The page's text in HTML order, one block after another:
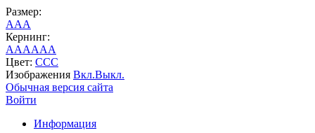
Размер:
AAA
Кернинг:
AAAAAA
Цвет: CCC
Изображения Вкл.Выкл.
Обычная версия сайта
Войти
Информация